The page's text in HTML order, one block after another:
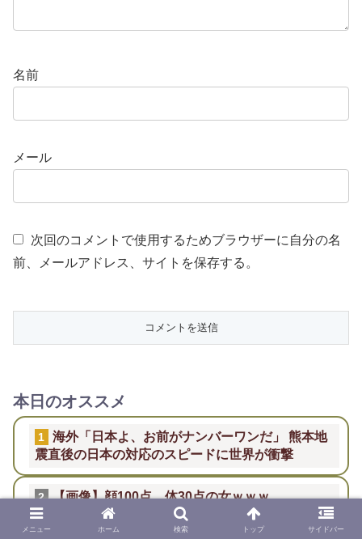
名前
メール
次回のコメントで使用するためブラウザーに自分の名
前、メールアドレス、サイトを保存する。
本日のオススメ
1
海外「日本よ、お前がナンバーワンだ」 熊本地
震直後の日本の対応のスピードに世界が衝撃
2 【画像】顔100点、体30点の女ｗｗｗ
メニュー ホーム 検索 トップ サイドバー